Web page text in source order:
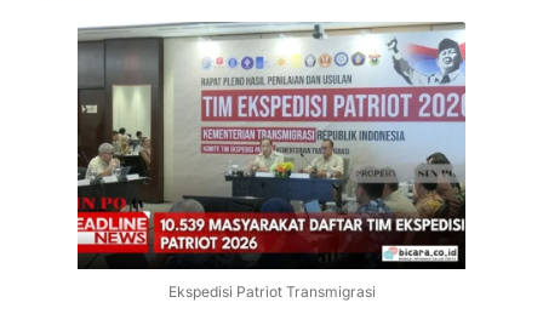
Ekspedisi Patriot Transmigrasi